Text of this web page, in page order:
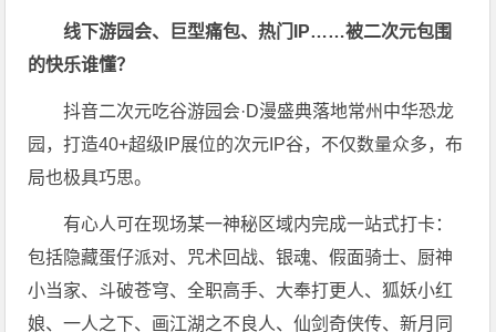
线下游园会、巨型痛包、热门IP……被二次元包围
的快乐谁懂？
抖音二次元吃谷游园会·D漫盛典落地常州中华恐龙
园，打造40+超级IP展位的次元IP谷，不仅数量众多，布
局也极具巧思。
有心人可在现场某一神秘区域内完成一站式打卡：
包括隐藏蛋仔派对、咒术回战、银魂、假面骑士、厨神
小当家、斗破苍穹、全职高手、大奉打更人、狐妖小红
娘、一人之下、画江湖之不良人、仙剑奇侠传、新月同